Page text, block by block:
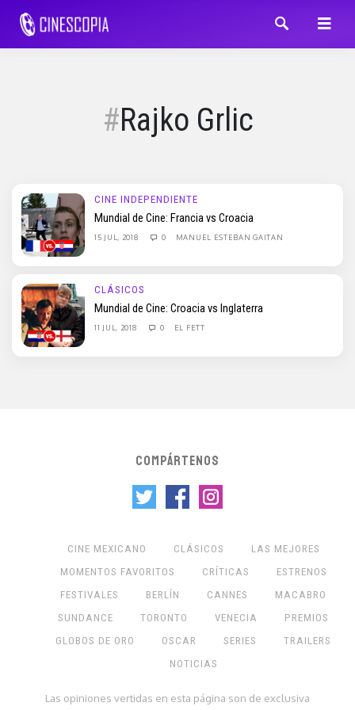
Rajko Grlic
CINE INDEPENDIENTE
Mundial de Cine: Francia vs Croacia
15 JUL, 2018 0 MANUEL ESTEBAN GAITAN
CLÁSICOS
Mundial de Cine: Croacia vs Inglaterra
11 JUL, 2018 0 EL FETT
COMPÁRTENOS
CINE MEXICANO CLÁSICOS
LAS MEJORES
MOMENTOS FAVORITOS
CRÍTICAS
ESTRENOS
FESTIVALES
BERLÍN CANNES
MACABRO
SUNDANCE
TORONTO VENECIA
PREMIOS
GLOBOS DE ORO
OSCAR SERIES
TRAILERS
NOTICIAS
Las opiniones vertidas en esta página son de exclusiva